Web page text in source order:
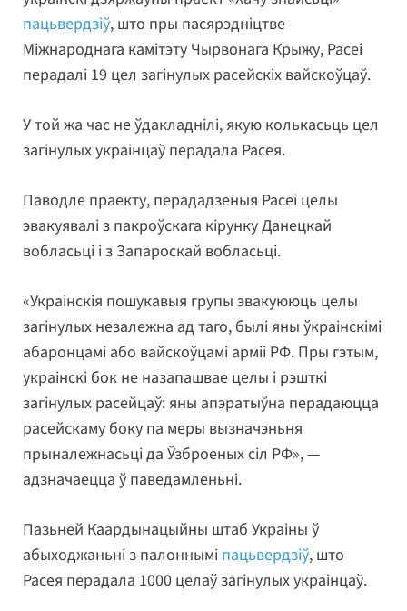
пацьвердзіў, што пры пасярэдніцтве
Міжнароднага камітэту Чырвонага Крыжу, Расеі
перадалі 19 цел загінулых расейскіх вайскоўцаў.
У той жа час не ўдакладнілі, якую колькасьць цел
загінулых украінцаў перадала Расея.
Паводле праекту, перададзеныя Расеі целы
эвакуявалі з пакроўскага кірунку Данецкай
вобласьці і з Запароскай вобласьці.
«Украінскія пошукавыя групы эвакуююць целы
загінулых незалежна ад таго, былі яны ўкраінскімі
абаронцамі або вайскоўцамі арміі РФ. Пры гэтым,
украінскі бок не назапашвае целы і рэшткі
загінулых расейцаў: яны апэратыўна перадаюцца
расейскаму боку па меры вызначэньня
прыналежнасьці да Ўзброеных сіл РФ», —
адзначаецца ў паведамленьні.
Пазьней Каардынацыйны штаб Украіны ў
абыходжаньні з палоннымі пацьвердзіў, што
Расея перадала 1000 целаў загінулых украінцаў.